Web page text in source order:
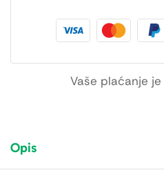
Vaše plaćanje je
Opis